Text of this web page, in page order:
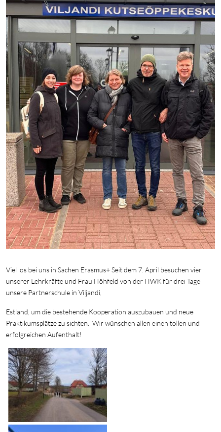
Viel los bei uns in Sachen Erasmus+ Seit dem 7. April besuchen vier
unserer Lehrkräfte und Frau Höhfeld von der HWK für drei Tage
unsere Partnerschule in Viljandi,
Estland, um die bestehende Kooperation auszubauen und neue
Praktikumsplätze zu sichten. Wir wünschen allen einen tollen und
erfolgreichen Aufenthalt!